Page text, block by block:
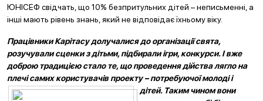
ЮНІСЕФ свідчать, що 10% безпритульних дітей – неписьменні, а
інші мають рівень знань, який не відповідає їхньому віку.
Працівники Карітасу долучалися до організації свята,
розучували сценки з дітьми, підбирали ігри, конкурси. І вже
доброю традицією стало те, що проведення дійства лягло на
плечі самих користувачів проекту – потребуючої молоді і
дітей. Таким чином вони